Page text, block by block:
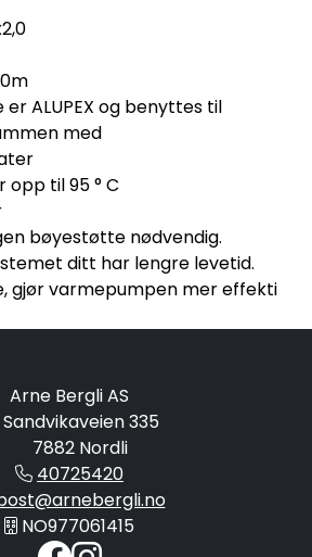
er ALUPEX og benyttes til
med
til 95 ° C
bøyestøtte nødvendig.
ditt har lengre levetid.
gjør varmepumpen mer effekti
Arne Bergli AS
Sandvikaveien 335
7882 Nordli
40725420
NO977061415